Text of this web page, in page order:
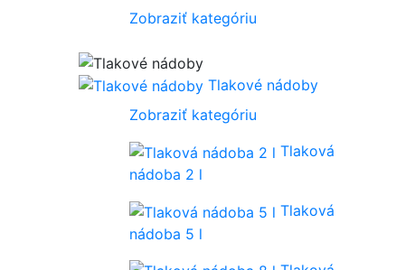
Zobraziť kategóriu
Tlakové nádoby
Zobraziť kategóriu
Tlaková
nádoba 2 l
Tlaková
nádoba 5 l